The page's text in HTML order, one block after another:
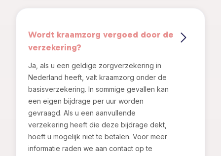
Wordt kraamzorg vergoed door de
verzekering?
Ja, als u een geldige zorgverzekering in
Nederland heeft, valt kraamzorg onder de
basisverzekering. In sommige gevallen kan
een eigen bijdrage per uur worden
gevraagd. Als u een aanvullende
verzekering heeft die deze bijdrage dekt,
hoeft u mogelijk niet te betalen. Voor meer
informatie raden we aan contact op te